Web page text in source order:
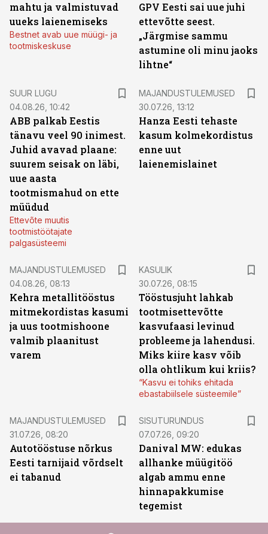
mahtu ja valmistuvad
uueks laienemiseks
Bestnet avab uue müügi- ja
tootmiskeskuse
GPV Eesti sai uue juhi
ettevõtte seest.
„Järgmise sammu
astumine oli minu jaoks
lihtne“
SUUR LUGU
04.08.26, 10:42
ABB palkab Eestis
tänavu veel 90 inimest.
Juhid avavad plaane:
suurem seisak on läbi,
uue aasta
tootmismahud on ette
müüdud
Ettevõte muutis
tootmistöötajate
palgasüsteemi
MAJANDUSTULEMUSED
30.07.26, 13:12
Hanza Eesti tehaste
kasum kolmekordistus
enne uut
laienemislainet
MAJANDUSTULEMUSED
04.08.26, 08:13
Kehra metallitööstus
mitmekordistas kasumi
ja uus tootmishoone
valmib plaanitust
varem
KASULIK
30.07.26, 08:15
Tööstusjuht lahkab
tootmisettevõtte
kasvufaasi levinud
probleeme ja lahendusi.
Miks kiire kasv võib
olla ohtlikum kui kriis?
“Kasvu ei tohiks ehitada
ebastabiilsele süsteemile”
MAJANDUSTULEMUSED
31.07.26, 08:20
Autotööstuse nõrkus
Eesti tarnijaid võrdselt
ei tabanud
SISUTURUNDUS
07.07.26, 09:20
Danival MW: edukas
allhanke müügitöö
algab ammu enne
hinnapakkumise
tegemist